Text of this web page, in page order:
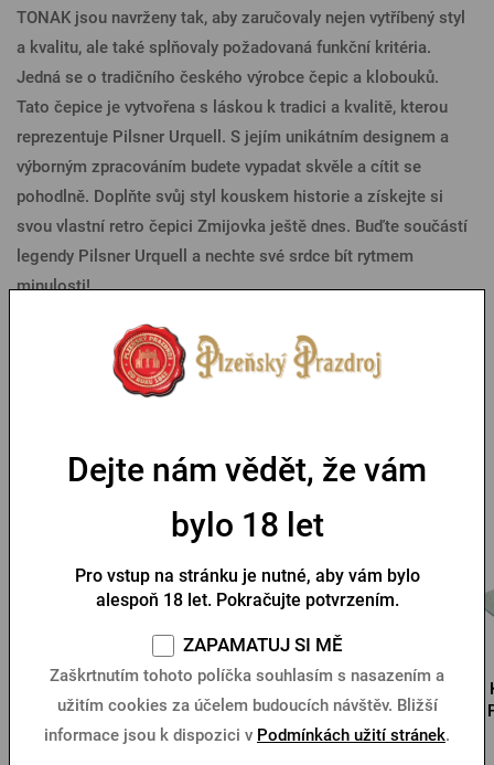
TONAK jsou navrženy tak, aby zaručovaly nejen vytříbený styl
a kvalitu, ale také splňovaly požadovaná funkční kritéria.
Jedná se o tradičního českého výrobce čepic a klobouků.
Tato čepice je vytvořena s láskou k tradici a kvalitě, kterou
reprezentuje Pilsner Urquell. S jejím unikátním designem a
výborným zpracováním budete vypadat skvěle a cítit se
pohodlně. Doplňte svůj styl kouskem historie a získejte si
svou vlastní retro čepici Zmijovka ještě dnes. Buďte součástí
legendy Pilsner Urquell a nechte své srdce bít rytmem
minulosti!
Skladem > 10 ks Skladem > 10 ks
Dejte nám vědět, že vám
bylo 18 let
Pro vstup na stránku je nutné, aby vám bylo
alespoň 18 let. Pokračujte potvrzením.
ZAPAMATUJ SI MĚ
Zaškrtnutím tohoto políčka souhlasím s nasazením a
užitím cookies za účelem budoucích návštěv. Bližší
informace jsou k dispozici v Podmínkách užití stránek.